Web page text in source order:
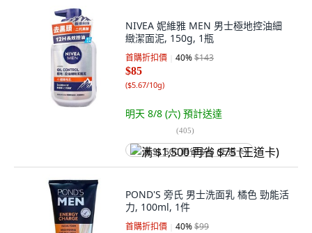
NIVEA 妮維雅 MEN 男士極地控油細
緻潔面泥, 150g, 1瓶
首購折扣價 40%$143
$85
($5.67/10g)
明天 8/8 (六) 預計送達
(405)
满 $1,500 再省 $75 (王道卡)
POND'S 旁氏 男士洗面乳 橘色 勁能活
力, 100ml, 1件
首購折扣價 40%$99